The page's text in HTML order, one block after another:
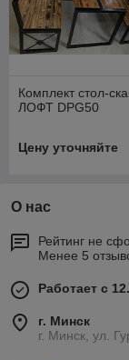
Комплект стол-
ЛОФТ DPG50
Цену уточняйте
О нас
Рейтинг не
Менее 5
Работает с
г. Минск
г. Минск, ул.